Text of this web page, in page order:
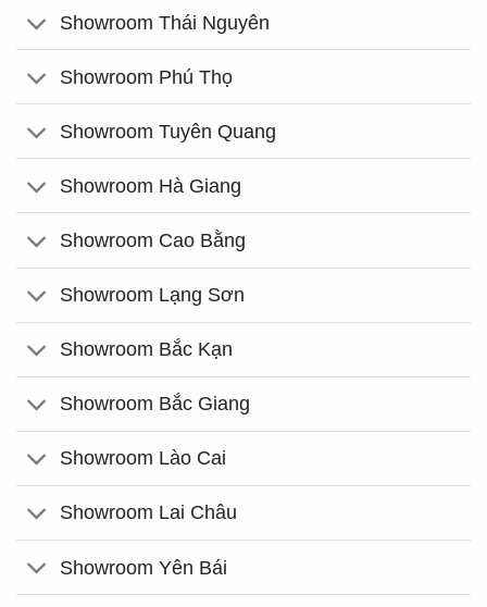
Showroom Thái Nguyên
Showroom Phú Thọ
Showroom Tuyên Quang
Showroom Hà Giang
Showroom Cao Bằng
Showroom Lạng Sơn
Showroom Bắc Kạn
Showroom Bắc Giang
Showroom Lào Cai
Showroom Lai Châu
Showroom Yên Bái